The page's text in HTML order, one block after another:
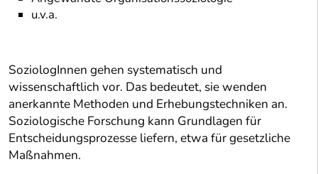
u.v.a.
SoziologInnen gehen systematisch und
wissenschaftlich vor. Das bedeutet, sie wenden
anerkannte Methoden und Erhebungstechniken an.
Soziologische Forschung kann Grundlagen für
Entscheidungsprozesse liefern, etwa für gesetzliche
Maßnahmen.